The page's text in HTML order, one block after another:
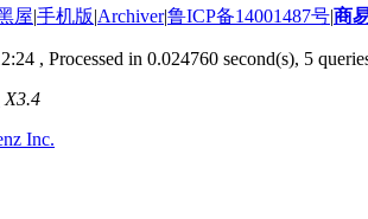
屋|手机版|Archiver|鲁ICP备14001487号|商
, Processed in 0.024760 second(s), 5
X3.4
Inc.